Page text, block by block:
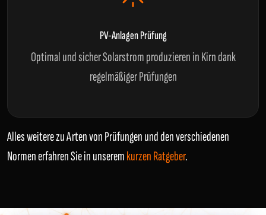
PV-Anlagen Prüfung
Optimal und sicher Solarstrom produzieren in Kirn dank
regelmäßiger Prüfungen
Alles weitere zu Arten von Prüfungen und den verschiedenen
Normen erfahren Sie in unseremkurzen Ratgeber.